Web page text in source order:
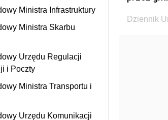
Ministra Infrastruktury
Ministra Skarbu
Urzędu Regulacji
i Poczty
Ministra Transportu i
Urzędu Komunikacji
Dziennik